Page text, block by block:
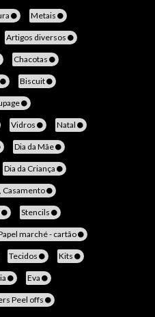
Metais
Artigos diversos
Chacotas
Biscuit
Vidros Natal
Dia da Mãe
Dia da Criança
Casamento
Stencils
marché - cartão
Tecidos Kits
Eva
Peel offs